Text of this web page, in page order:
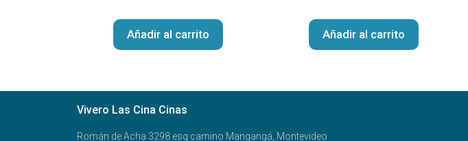
Añadir al carrito Añadir al carrito
Vivero Las Cina Cinas
Román de Acha 3298 esq camino Mangangá, Montevideo